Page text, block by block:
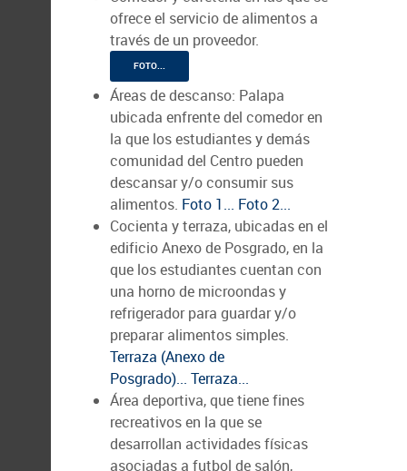
ofrece el servicio de alimentos a
través de un proveedor.
FOTO...
Áreas de descanso: Palapa
ubicada enfrente del comedor en
la que los estudiantes y demás
comunidad del Centro pueden
descansar y/o consumir sus
alimentos. Foto 1... Foto 2...
Cocienta y terraza, ubicadas en el
edificio Anexo de Posgrado, en la
que los estudiantes cuentan con
una horno de microondas y
refrigerador para guardar y/o
preparar alimentos simples.
Terraza (Anexo de
Posgrado)... Terraza...
Área deportiva, que tiene fines
recreativos en la que se
desarrollan actividades físicas
asociadas a futbol de salón,